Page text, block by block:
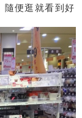
隨便逛就看到好